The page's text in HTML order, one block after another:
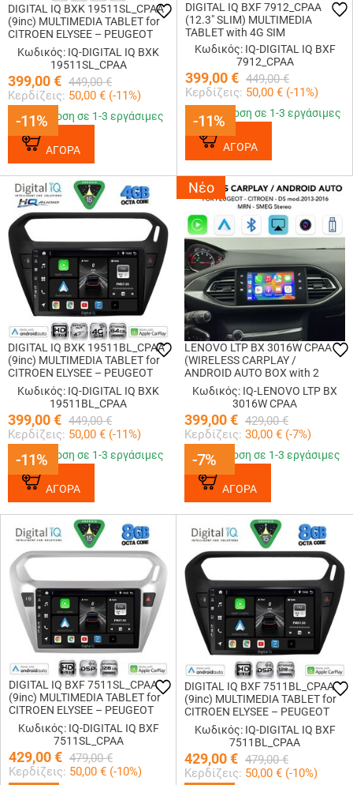
-11%
DIGITAL IQ BXK 19511SL_CPAA
(9inc) MULTIMEDIA TABLET for
CITROEN ELYSEE – PEUGEOT
301 mod. 2013-2026 (SILVER)
Κωδικός: IQ-DIGITAL IQ BXK
19511SL_CPAA
399,00€ 449,00 €
Κερδίζεις: 50,00 € (-11%)
-11%
Παράδοση σε 1-3 εργάσιμες
ΑΓΟΡΑ
-11%
DIGITAL IQ BXF 7912_CPAA
(12.3" SLIM) MULTIMEDIA
TABLET with 4G SIM
Κωδικός: IQ-DIGITAL IQ BXF
7912_CPAA
399,00€ 449,00 €
Κερδίζεις: 50,00 € (-11%)
-11%
Παράδοση σε 1-3 εργάσιμες
ΑΓΟΡΑ
-11%
DIGITAL IQ BXK 19511BL_CPAA
(9inc) MULTIMEDIA TABLET for
CITROEN ELYSEE – PEUGEOT
301 mod. 2013-2026 (BLACK)
Κωδικός: IQ-DIGITAL IQ BXK
19511BL_CPAA
399,00€ 449,00 €
Κερδίζεις: 50,00 € (-11%)
-11%
Παράδοση σε 1-3 εργάσιμες
ΑΓΟΡΑ
Νέο
-7%
LENOVO LTP BX 3016W CPAΑ
(WIRELESS CARPLAY /
ANDROID AUTO BOX with 2
CAMERA IN for PEUGEOT -
CITROEN - DS mod. 2013-2017)
Κωδικός: IQ-LENOVO LTP BX
3016W CPAΑ
399,00€ 429,00 €
Κερδίζεις: 30,00 € (-7%)
-7%
Παράδοση σε 1-3 εργάσιμες
ΑΓΟΡΑ
DIGITAL IQ BXF 7511SL_CPAA
(9inc) MULTIMEDIA TABLET for
CITROEN ELYSEE – PEUGEOT
301 mod. 2013-2026 (SILVER)
Κωδικός: IQ-DIGITAL IQ BXF
7511SL_CPAA
429,00€ 479,00 €
Κερδίζεις: 50,00 € (-10%)
DIGITAL IQ BXF 7511BL_CPAA
(9inc) MULTIMEDIA TABLET for
CITROEN ELYSEE – PEUGEOT
301 mod. 2013-2026 (BLACK)
Κωδικός: IQ-DIGITAL IQ BXF
7511BL_CPAA
429,00€ 479,00 €
Κερδίζεις: 50,00 € (-10%)